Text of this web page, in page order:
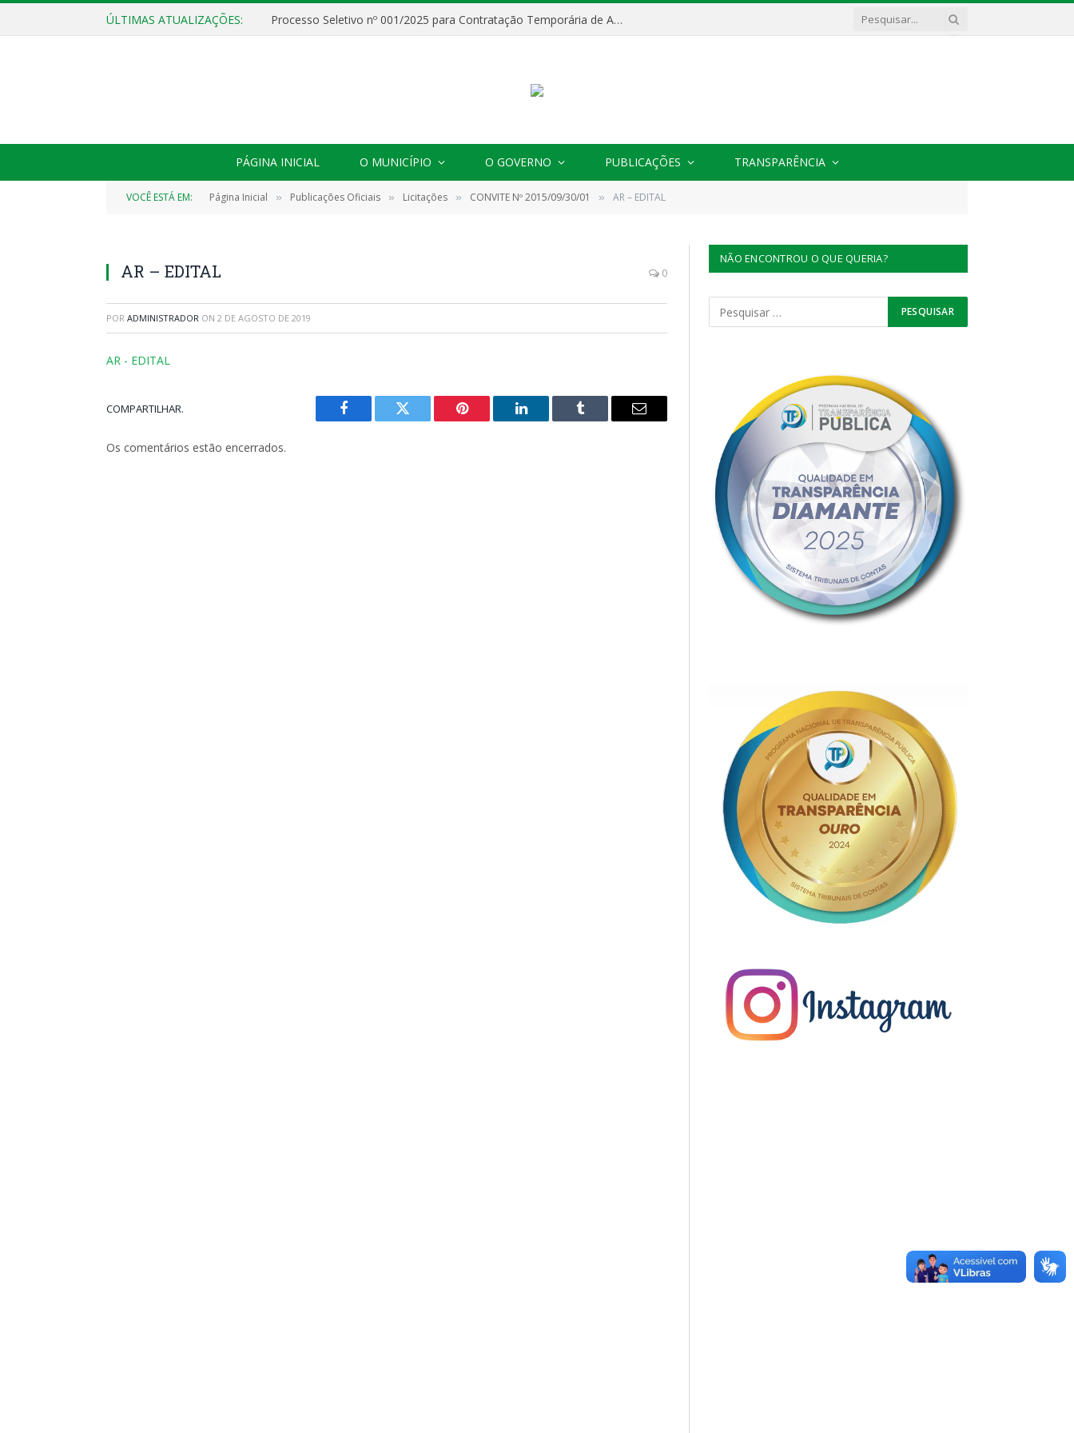
ÚLTIMAS ATUALIZAÇÕES: Processo Seletivo nº 001/2025 para Contratação Temporária de Agentes Comunitários de Saúde (ACS)
PÁGINA INICIAL O MUNICÍPIO O GOVERNO PUBLICAÇÕES TRANSPARÊNCIA
VOCÊ ESTÁ EM: Página Inicial » Publicações Oficiais » Licitações » CONVITE Nº 2015/09/30/01 » AR – EDITAL
AR – EDITAL 0
POR ADMINISTRADOR ON 2 DE AGOSTO DE 2019
AR - EDITAL
COMPARTILHAR.
Facebook Twitter Pinterest LinkedIn Tumblr
E-
Os comentários estão encerrados.
NÃO ENCONTROU O QUE QUERIA?